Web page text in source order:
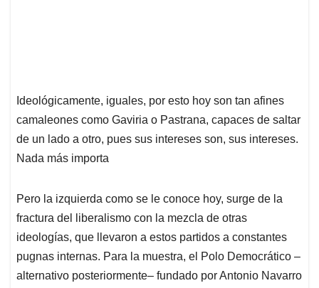
Ideológicamente, iguales, por esto hoy son tan afines
camaleones como Gaviria o Pastrana, capaces de saltar
de un lado a otro, pues sus intereses son, sus intereses.
Nada más importa
Pero la izquierda como se le conoce hoy, surge de la
fractura del liberalismo con la mezcla de otras
ideologías, que llevaron a estos partidos a constantes
pugnas internas. Para la muestra, el Polo Democrático –
alternativo posteriormente– fundado por Antonio Navarro